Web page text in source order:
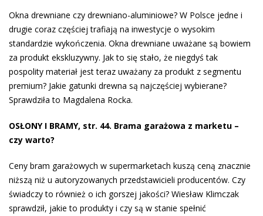
Okna drewniane czy drewniano-aluminiowe? W Polsce jedne i
drugie coraz częściej trafiają na inwestycje o wysokim
standardzie wykończenia. Okna drewniane uważane są bowiem
za produkt ekskluzywny. Jak to się stało, że niegdyś tak
pospolity materiał jest teraz uważany za produkt z segmentu
premium? Jakie gatunki drewna są najczęściej wybierane?
Sprawdziła to Magdalena Rocka.
OSŁONY I BRAMY, str. 44. Brama garażowa z marketu –
czy warto?
Ceny bram garażowych w supermarketach kuszą ceną znacznie
niższą niż u autoryzowanych przedstawicieli producentów. Czy
świadczy to również o ich gorszej jakości? Wiesław Klimczak
sprawdził, jakie to produkty i czy są w stanie spełnić